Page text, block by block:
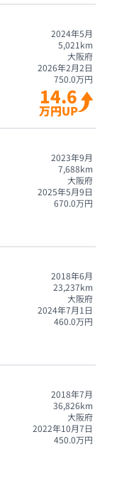
2024年5月
5,021 km
大阪府
2026年2月2日
750.0万円
14.6
万円UP
2023年9月
7,688km
大阪府
2025年5月9日
670.0万円
2018年6月
23,237km
大阪府
2024年7月1日
460.0万円
2018年7月
36,826km
大阪府
2022年10月7日
450.0万円